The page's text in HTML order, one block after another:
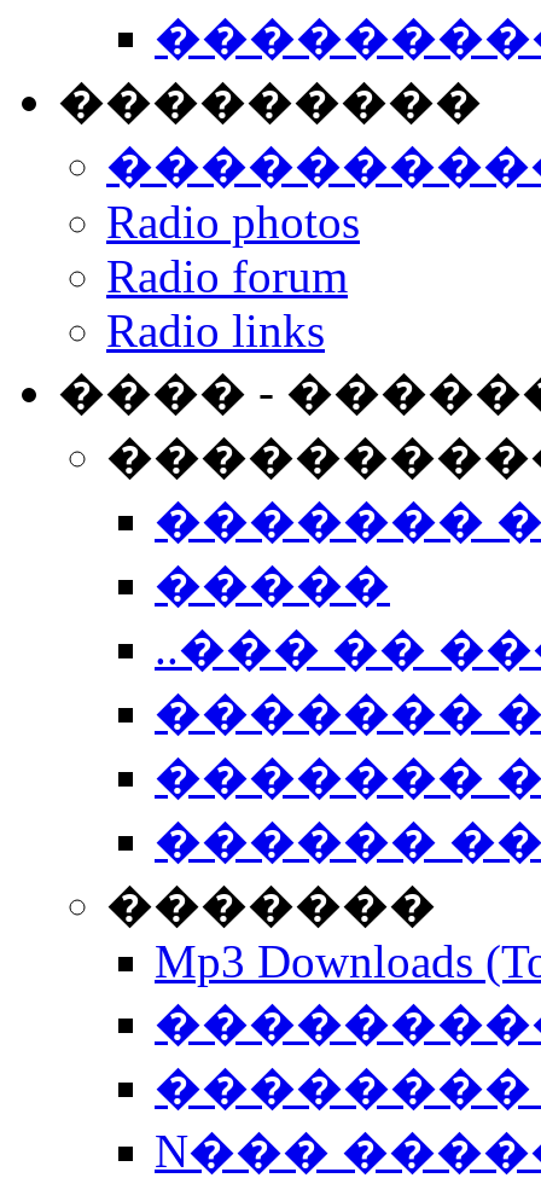
���������
Radio photos
Radio forum
Radio links
���� -
�������
�����
..��� ��
�������
�������
������
�������
Mp3 Downloads
��������
N���